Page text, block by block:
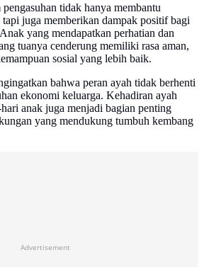
tidak hanya membantu
juga memberikan dampak positif bagi
yang mendapatkan perhatian dan
tuanya cenderung memiliki rasa aman,
sosial yang lebih baik.
bahwa peran ayah tidak berhenti
ekonomi keluarga. Kehadiran ayah
anak juga menjadi bagian penting
yang mendukung tumbuh kembang
Advertisement